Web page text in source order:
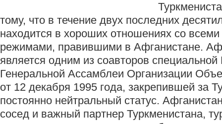
тому, что в течение двух последних
находится в хороших отношениях со
режимами, правившими в Афганистане.
является одним из соавторов
Генеральной Ассамблеи Организации
от 12 декабря 1995 года, закрепившей за
постоянно нейтральный статус.
сосед и важный партнер Туркменистана,